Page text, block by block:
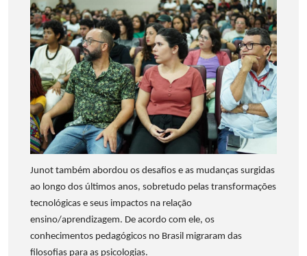
Junot também abordou os desafios e as mudanças surgidas
ao longo dos últimos anos, sobretudo pelas transformações
tecnológicas e seus impactos na relação
ensino/aprendizagem. De acordo com ele, os
conhecimentos pedagógicos no Brasil migraram das
filosofias para as psicologias.